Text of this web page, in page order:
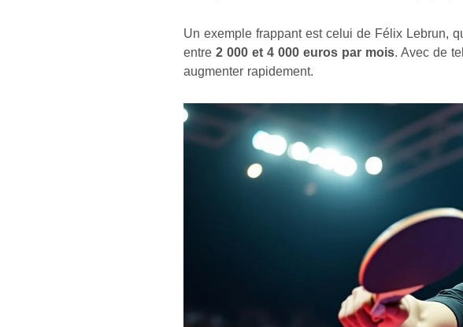
Un exemple frappant est celui de Félix Lebrun,
entre 2 000 et 4 000 euros par mois. Avec de
augmenter rapidement.